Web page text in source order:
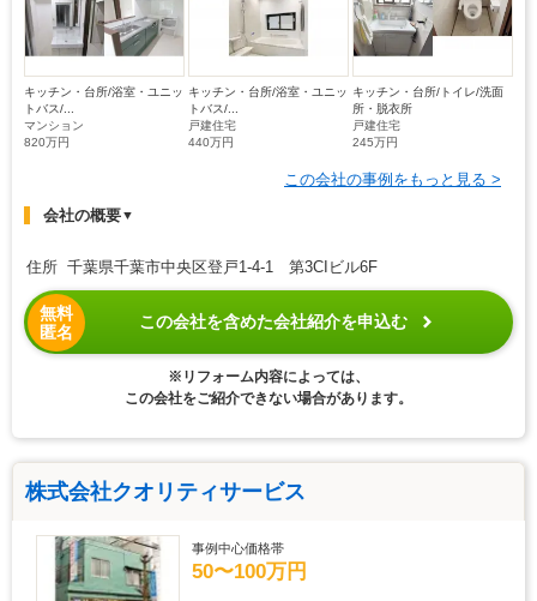
キッチン・台所/浴室・ユニッ
トバス/...
マンション
820万円
キッチン・台所/浴室・ユニッ
トバス/...
戸建住宅
440万円
キッチン・台所/トイレ/洗面
所・脱衣所
戸建住宅
245万円
この会社の事例をもっと見る >
会社の概要▼
住所 千葉県千葉市中央区登戸1-4-1 第3CIビル6F
無料
匿名
この会社を含めた会社紹介を申込む
※リフォーム内容によっては、
この会社をご紹介できない場合があります。
株式会社クオリティサービス
事例中心価格帯
50〜100万円